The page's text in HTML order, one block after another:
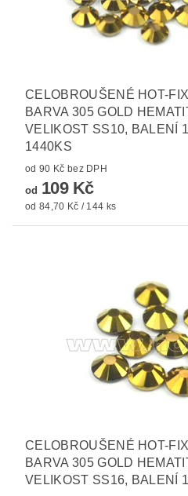
CELOBROUŠENÉ HOT-
BARVA 305 GOLD
VELIKOST SS10, BALENÍ
1440KS
od 90 Kč bez DPH
od 109 Kč
od 84,70 Kč / 144 ks
CELOBROUŠENÉ HOT-
BARVA 305 GOLD
VELIKOST SS16, BALENÍ